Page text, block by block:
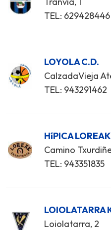
TEL: 629428446
LOYOLA C.D.
CalzadaVieja
TEL: 943291462
HíPICA LOREAK
Camino
TEL: 943351835
LOIOLATARRA
Loiolatarra, 2